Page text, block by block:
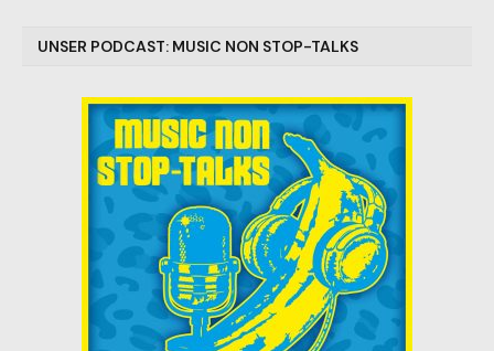
UNSER PODCAST: MUSIC NON STOP-TALKS